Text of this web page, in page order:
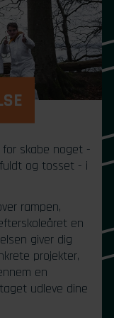
for skabe noget -
og tosset - i
rampen,
en
giver dig
projekter,
en
udleve dine